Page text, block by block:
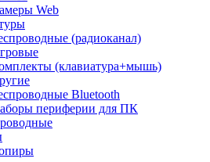
Web
(радиоканал)
(клавиатура+мышь)
Bluetooth
периферии для ПК